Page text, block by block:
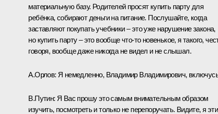
материальную базу. Родителей просят купить парту для
ребёнка, собирают деньги на питание. Послушайте, когда
заставляют покупать учебники – это уже нарушение закона,
но купить парту – это вообще что‑то новенькое, я такого,
говоря, вообще даже никогда не видел и не слышал.
А.Орлов: Я немедленно, Владимир Владимирович,
В.Путин: Я Вас прошу это самым внимательным образом
изучить, посмотреть и только не перепоручать. Видите, я